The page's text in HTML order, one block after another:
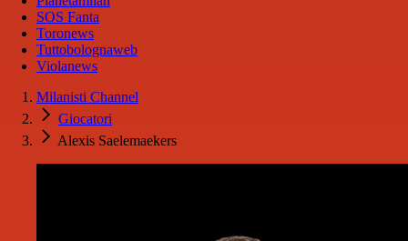
SOS Fanta
Toronews
Tuttobolognaweb
Violanews
Milanisti Channel
Giocatori
Alexis Saelemaekers